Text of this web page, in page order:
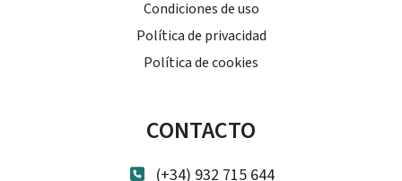
Condiciones de uso
Política de privacidad
Política de cookies
CONTACTO
(+34) 932 715 644